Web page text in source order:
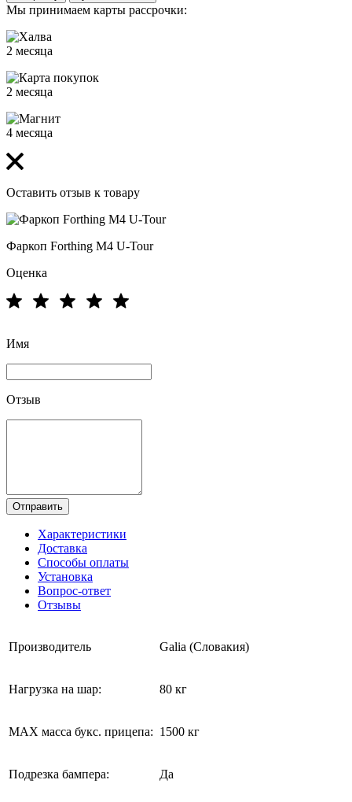
Мы принимаем карты рассрочки:
2 месяца
2 месяца
4 месяца
Оставить отзыв к товару
Фаркоп Forthing M4 U-Tour
Оценка
Имя
Отзыв
Отправить
Характеристики
Доставка
Способы оплаты
Установка
Вопрос-ответ
Отзывы
Производитель Galia (Словакия)
Нагрузка на шар: 80 кг
MAX масса букс. прицепа: 1500 кг
Подрезка бампера: Да